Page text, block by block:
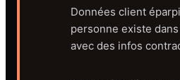
Données client
personne existe
avec des infos